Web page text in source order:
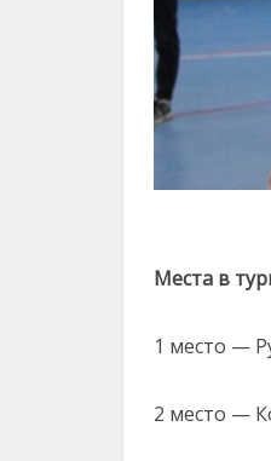
Места в
1 место —
2 место —